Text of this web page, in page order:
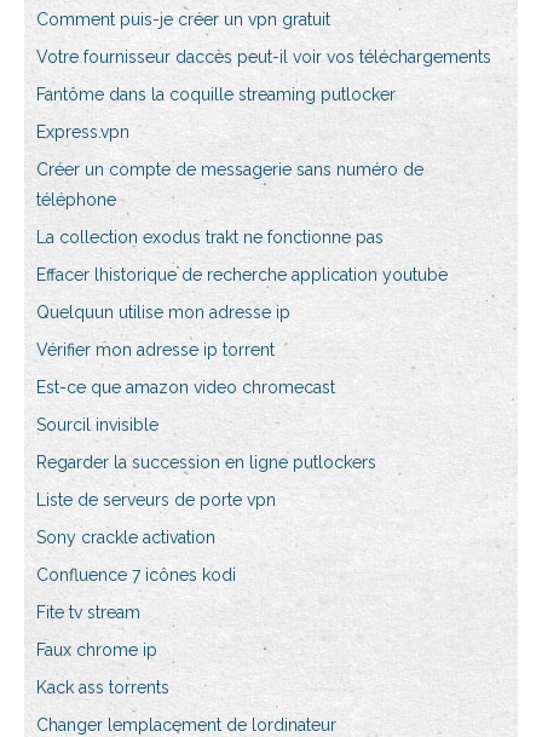
Comment puis-je créer un vpn gratuit
Votre fournisseur daccès peut-il voir vos téléchargements
Fantôme dans la coquille streaming putlocker
Express.vpn
Créer un compte de messagerie sans numéro de
téléphone
La collection exodus trakt ne fonctionne pas
Effacer lhistorique de recherche application youtube
Quelquun utilise mon adresse ip
Vérifier mon adresse ip torrent
Est-ce que amazon video chromecast
Sourcil invisible
Regarder la succession en ligne putlockers
Liste de serveurs de porte vpn
Sony crackle activation
Confluence 7 icônes kodi
Fite tv stream
Faux chrome ip
Kack ass torrents
Changer lemplacement de lordinateur